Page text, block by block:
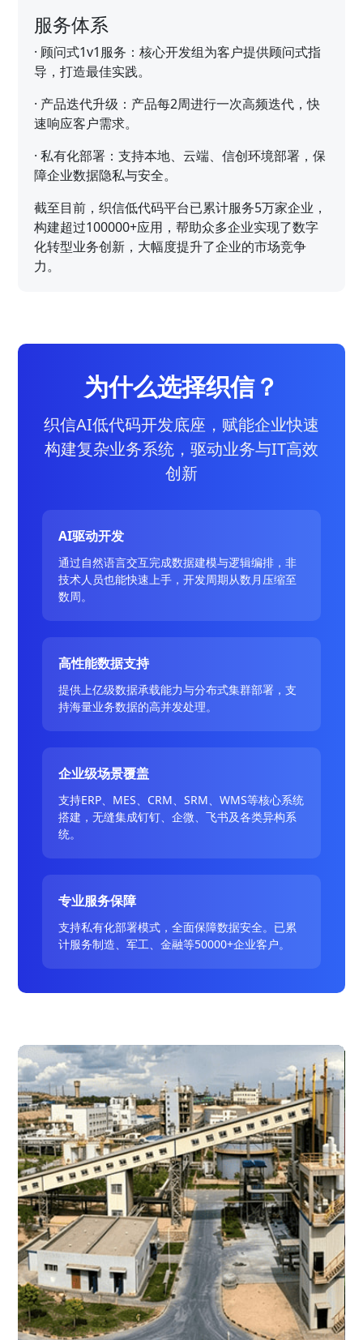
服务体系
· 顾问式1v1服务：核心开发组为客户提供顾问式指
导，打造最佳实践。
· 产品迭代升级：产品每2周进行一次高频迭代，快
速响应客户需求。
·私有化部署：支持本地、云端、信创环境部署，保
障企业数据隐私与安全。
截至目前，织信低代码平台已累计服务5万家企业，
构建超过100000+应用，帮助众多企业实现了数字
化转型业务创新，大幅度提升了企业的市场竞争
力。
为什么选择织信？
织信AI低代码开发底座，赋能企业快速
构建复杂业务系统，驱动业务与IT高效
创新
AI驱动开发
通过自然语言交互完成数据建模与逻辑编排，非
技术人员也能快速上手，开发周期从数月压缩至
数周。
高性能数据支持
提供上亿级数据承载能力与分布式集群部署，支
持海量业务数据的高并发处理。
企业级场景覆盖
支持ERP、MES、CRM、SRM、WMS等核心系统
搭建，无缝集成钉钉、企微、飞书及各类异构系
统。
专业服务保障
支持私有化部署模式，全面保障数据安全。已累
计服务制造、军工、金融等50000+企业客户。